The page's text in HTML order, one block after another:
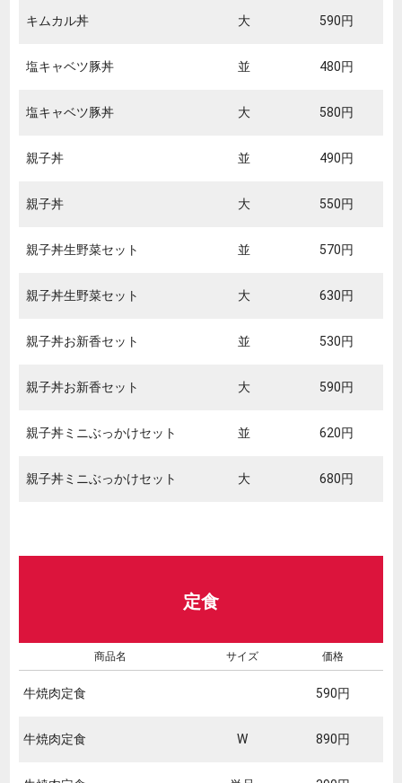
キムカル丼 大 590円
塩キャベツ豚丼 並 480円
塩キャベツ豚丼 大 580円
親子丼 並 490円
親子丼 大 550円
親子丼生野菜セット 並 570円
親子丼生野菜セット 大 630円
親子丼お新香セット 並 530円
親子丼お新香セット 大 590円
親子丼ミニぶっかけセット 並 620円
親子丼ミニぶっかけセット 大 680円
定食
商品名 サイズ 価格
牛焼肉定食 590円
牛焼肉定食 W 890円